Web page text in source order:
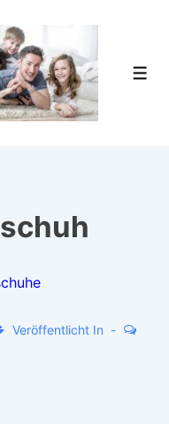
Veröffentlicht In